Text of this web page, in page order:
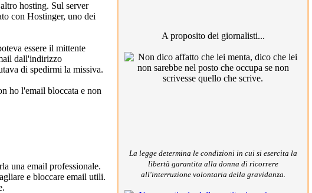
hosting. Sul server
con Hostinger, uno dei
essere il mittente
dall'indirizzo
di spedirmi la missiva.
ho l'email bloccata e non
una email professionale.
e bloccare email utili.
A proposito dei giornalisti...
La legge determina le condizioni in cui si esercita la
libertà garantita alla donna di ricorrere
all'interruzione volontaria della gravidanza.